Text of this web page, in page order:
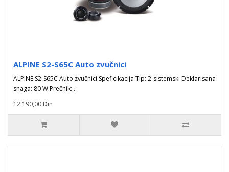
ALPINE S2-S65C Auto zvučnici
ALPINE S2-S65C Auto zvučnici Speficikacija Tip: 2-sistemski Deklarisana
snaga: 80 W Prečnik: ..
12.190,00 Din